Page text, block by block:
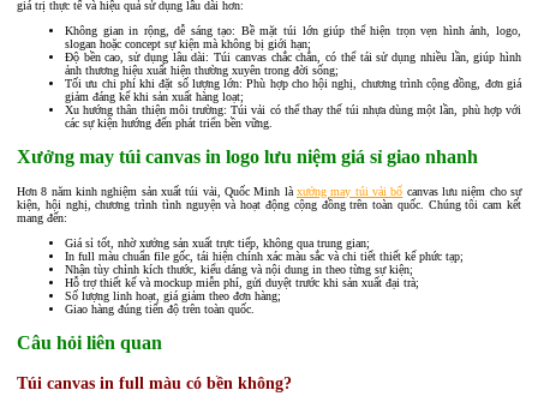
giá trị thực tế và hiệu quả sử dụng lâu dài hơn:
Không gian in rộng, dễ sáng tạo: Bề mặt túi lớn giúp thể hiện trọn vẹn hình ảnh, logo,
slogan hoặc concept sự kiện mà không bị giới hạn;
Độ bền cao, sử dụng lâu dài: Túi canvas chắc chắn, có thể tái sử dụng nhiều lần, giúp hình
ảnh thương hiệu xuất hiện thường xuyên trong đời sống;
Tối ưu chi phí khi đặt số lượng lớn: Phù hợp cho hội nghị, chương trình cộng đồng, đơn giá
giảm đáng kể khi sản xuất hàng loạt;
Xu hướng thân thiện môi trường: Túi vải có thể thay thế túi nhựa dùng một lần, phù hợp với
các sự kiện hướng đến phát triển bền vững.
Xưởng may túi canvas in logo lưu niệm giá sỉ giao nhanh
Hơn 8 năm kinh nghiệm sản xuất túi vải, Quốc Minh là xưởng may túi vải bố canvas lưu niệm cho sự
kiện, hội nghị, chương trình tình nguyện và hoạt động cộng đồng trên toàn quốc. Chúng tôi cam kết
mang đến:
Giá sỉ tốt, nhờ xưởng sản xuất trực tiếp, không qua trung gian;
In full màu chuẩn file gốc, tái hiện chính xác màu sắc và chi tiết thiết kế phức tạp;
Nhận tùy chỉnh kích thước, kiểu dáng và nội dung in theo từng sự kiện;
Hỗ trợ thiết kế và mockup miễn phí, gửi duyệt trước khi sản xuất đại trà;
Số lượng linh hoạt, giá giảm theo đơn hàng;
Giao hàng đúng tiến độ trên toàn quốc.
Câu hỏi liên quan
Túi canvas in full màu có bền không?